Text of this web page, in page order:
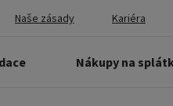
Naše zásady Kariéra
Nákupy na